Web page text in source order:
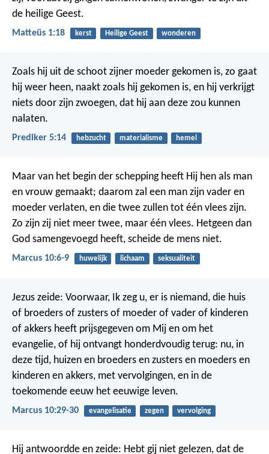
de heilige Geest.
Matteüs 1:18 kerst Heilige Geest wonderen
Zoals hij uit de schoot zijner moeder gekomen is, zo gaat
hij weer heen, naakt zoals hij gekomen is, en hij verkrijgt
niets door zijn zwoegen, dat hij aan deze zou kunnen
nalaten.
Prediker 5:14 hebzucht materialisme hemel
Maar van het begin der schepping heeft Hij hen als man
en vrouw gemaakt; daarom zal een man zijn vader en
moeder verlaten, en die twee zullen tot één vlees zijn.
Zo zijn zij niet meer twee, maar één vlees. Hetgeen dan
God samengevoegd heeft, scheide de mens niet.
Marcus 10:6-9 huwelijk lichaam seksualiteit
Jezus zeide: Voorwaar, Ik zeg u, er is niemand, die huis
of broeders of zusters of moeder of vader of kinderen
of akkers heeft prijsgegeven om Mij en om het
evangelie, of hij ontvangt honderdvoudig terug: nu, in
deze tijd, huizen en broeders en zusters en moeders en
kinderen en akkers, met vervolgingen, en in de
toekomende eeuw het eeuwige leven.
Marcus 10:29-30 evangelisatie zegen vervolging
Hij antwoordde en zeide: Hebt gij niet gelezen, dat de